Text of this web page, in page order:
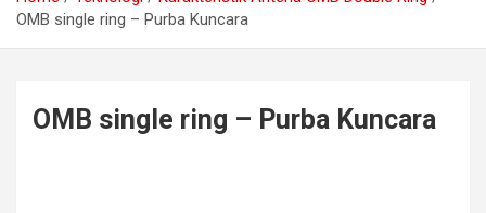
OMB single ring – Purba Kuncara
OMB single ring – Purba Kuncara